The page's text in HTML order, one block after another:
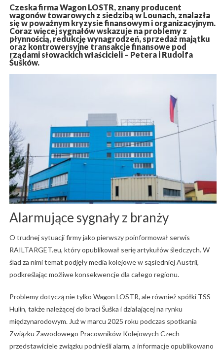
Czeska firma Wagon LOSTR, znany producent
wagonów towarowych z siedzibą w Lounach, znalazła
się w poważnym kryzysie finansowym i organizacyjnym.
Coraz więcej sygnałów wskazuje na problemy z
płynnością, redukcję wynagrodzeń, sprzedaż majątku
oraz kontrowersyjne transakcje finansowe pod
rządami słowackich właścicieli – Petera i Rudolfa
Šušków.
Alarmujące sygnały z branży
O trudnej sytuacji firmy jako pierwszy poinformował serwis
RAILTARGET.eu, który opublikował serię artykułów śledczych. W
ślad za nimi temat podjęły media kolejowe w sąsiedniej Austrii,
podkreślając możliwe konsekwencje dla całego regionu.
Problemy dotyczą nie tylko Wagon LOSTR, ale również spółki TSS
Hulín, także należącej do braci Šuška i działającej na rynku
międzynarodowym. Już w marcu 2025 roku podczas spotkania
Związku Zawodowego Pracowników Kolejowych Czech
przedstawiciele związku podnieśli alarm, a informacje opublikowano